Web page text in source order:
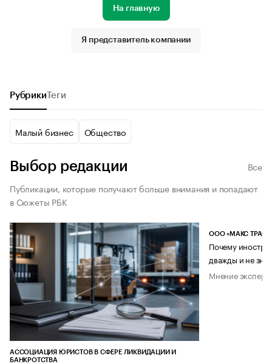
На главную
Я представитель компании
Рубрики Теги
Малый бизнес Общество
Выбор редакции
Все
Публикации, которые получают больше внимания и попадают
в Сюжеты РБК
АССОЦИАЦИЯ ЮРИСТОВ В СФЕРЕ ЛИКВИДАЦИИ И
БАНКРОТСТВА
ООО «МАКС ТРАСТ»
Почему
дважды и не
Мнение